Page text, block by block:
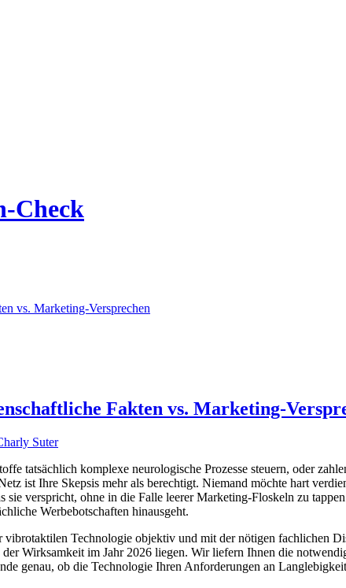
Check
Fakten vs. Marketing-
Suter
tatsächlich komplexe neurologische Prozesse steuern, oder
ist Ihre Skepsis mehr als berechtigt. Niemand möchte hart
sie verspricht, ohne in die Falle leerer Marketing-Floskeln zu
Werbebotschaften hinausgeht.
Technologie objektiv und mit der nötigen fachlichen
Wirksamkeit im Jahr 2026 liegen. Wir liefern Ihnen die
genau, ob die Technologie Ihren Anforderungen an